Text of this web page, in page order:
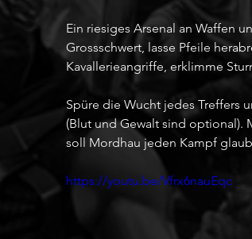
Ein riesiges Arsenal an Waffen
Grossschwert, lasse Pfeile
Kavallerieangriffe, erklimme
Spüre die Wucht jedes Treffers
(Blut und Gewalt sind optional).
soll Mordhau jeden Kampf
https://youtu.be/Vfrx6nauEqc